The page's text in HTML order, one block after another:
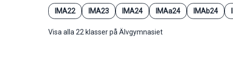
IMA22 IMA23 IMA24 IMAa24 IMAb24
Visa alla 22 klasser på Älvgymnasiet